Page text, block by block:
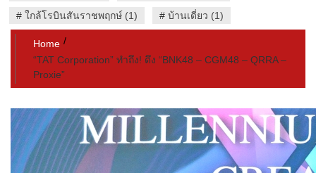
# ใกล้โรบินสันราชพฤกษ์ (1) # บ้านเดี่ยว (1)
Home
“TAT Corporation” ทำถึง! ดึง “BNK48 – CGM48 – QRRA –
Proxie”